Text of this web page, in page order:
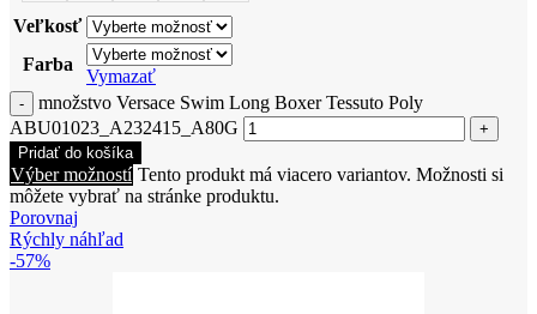
Veľkosť
Farba
Vymazať
množstvo Versace Swim Long Boxer Tessuto Poly
ABU01023_A232415_A80G
Pridať do košíka
Výber možností Tento produkt má viacero variantov. Možnosti si
môžete vybrať na stránke produktu.
Porovnaj
Rýchly náhľad
-57%